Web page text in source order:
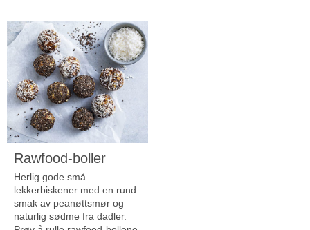
Rawfood-boller
Herlig gode små
lekkerbiskener med en rund
smak av peanøttsmør og
naturlig sødme fra dadler.